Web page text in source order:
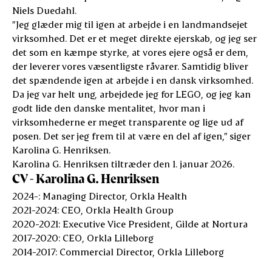
Niels Duedahl.
”Jeg glæder mig til igen at arbejde i en landmandsejet
virksomhed. Det er et meget direkte ejerskab, og jeg ser
det som en kæmpe styrke, at vores ejere også er dem,
der leverer vores væsentligste råvarer. Samtidig bliver
det spændende igen at arbejde i en dansk virksomhed.
Da jeg var helt ung, arbejdede jeg for LEGO, og jeg kan
godt lide den danske mentalitet, hvor man i
virksomhederne er meget transparente og lige ud af
posen. Det ser jeg frem til at være en del af igen,” siger
Karolina G. Henriksen.
Karolina G. Henriksen tiltræder den 1. januar 2026.
CV - Karolina G. Henriksen
2024-: Managing Director, Orkla Health
2021-2024: CEO, Orkla Health Group
2020-2021: Executive Vice President, Gilde at Nortura
2017-2020: CEO, Orkla Lilleborg
2014-2017: Commercial Director, Orkla Lilleborg